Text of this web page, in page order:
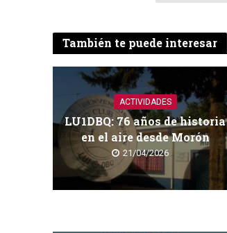
También te puede interesar
ACTIVIDADES
LU1DBQ: 76 años de historia
en el aire desde Morón
21/04/2026